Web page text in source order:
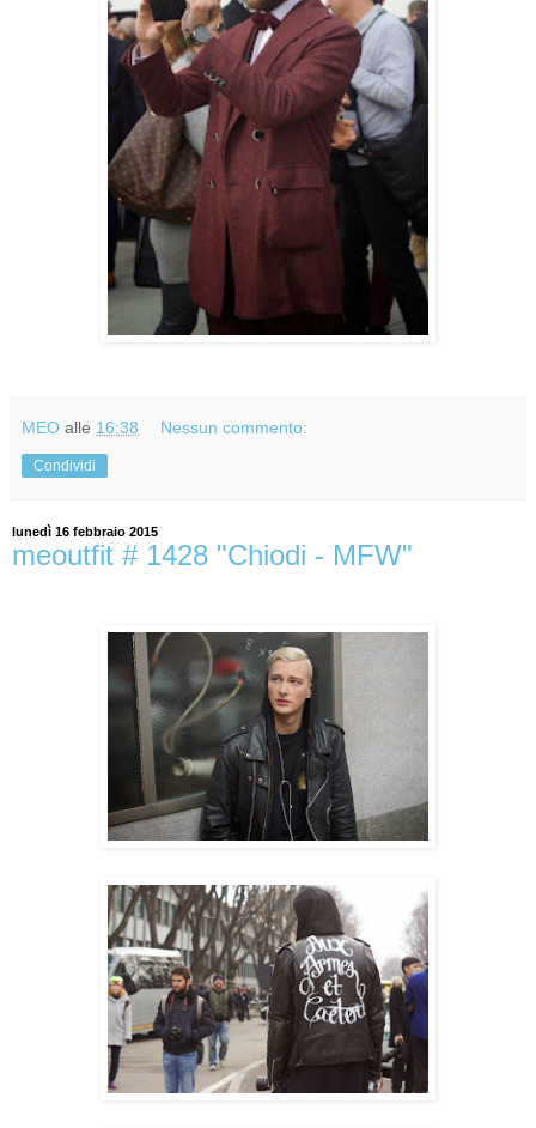
MEO alle 16:38 Nessun commento:
Condividi
lunedì 16 febbraio 2015
meoutfit # 1428 "Chiodi - MFW"